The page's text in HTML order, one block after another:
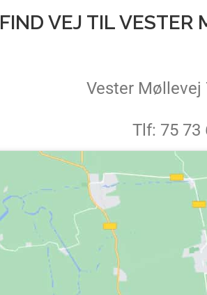
FIND VEJ TIL VESTER
Vester Møllevej
Tlf: 75 73